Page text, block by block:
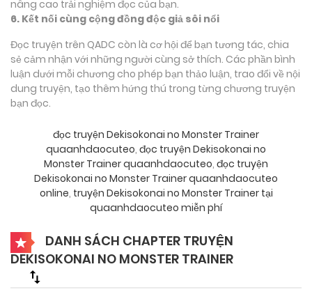
nâng cao trải nghiệm đọc của bạn.
6. Kết nối cùng cộng đồng độc giả sôi nổi
Đọc truyện trên QADC còn là cơ hội để bạn tương tác, chia
sẻ cảm nhận với những người cùng sở thích. Các phần bình
luận dưới mỗi chương cho phép bạn thảo luận, trao đổi về nội
dung truyện, tạo thêm hứng thú trong từng chương truyện
bạn đọc.
đọc truyện Dekisokonai no Monster Trainer
quaanhdaocuteo, đọc truyện Dekisokonai no
Monster Trainer quaanhdaocuteo, đọc truyện
Dekisokonai no Monster Trainer quaanhdaocuteo
online, truyện Dekisokonai no Monster Trainer tại
quaanhdaocuteo miễn phí
DANH SÁCH CHAPTER TRUYỆN
DEKISOKONAI NO MONSTER TRAINER